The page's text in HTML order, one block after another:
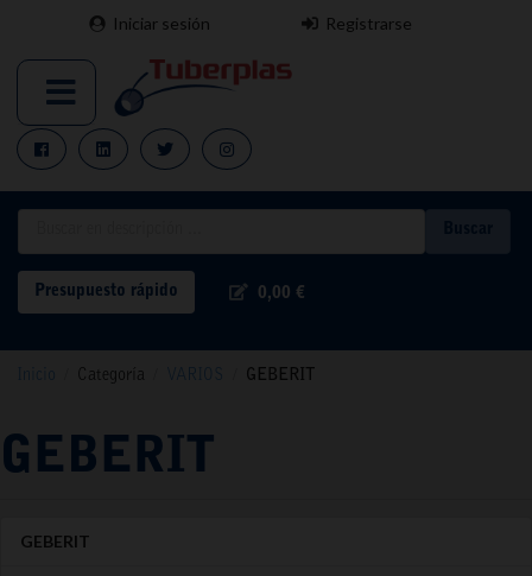
Iniciar sesión Registrarse
Presupuesto rápido 0,00 €
Categoría VARIOS GEBERIT
GEBERIT
GEBERIT